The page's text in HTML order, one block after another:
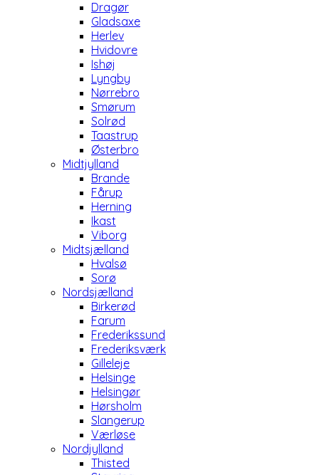
Dragør
Gladsaxe
Herlev
Hvidovre
Ishøj
Lyngby
Nørrebro
Smørum
Solrød
Taastrup
Østerbro
Midtjylland
Brande
Fårup
Herning
Ikast
Viborg
Midtsjælland
Hvalsø
Sorø
Nordsjælland
Birkerød
Farum
Frederikssund
Frederiksværk
Gilleleje
Helsinge
Helsingør
Hørsholm
Slangerup
Værløse
Nordjylland
Thisted